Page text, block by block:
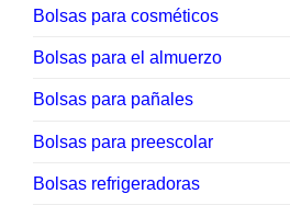
Bolsas para cosméticos
Bolsas para el almuerzo
Bolsas para pañales
Bolsas para preescolar
Bolsas refrigeradoras